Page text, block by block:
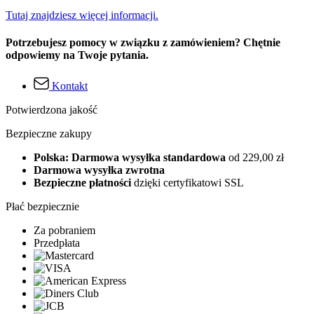
Tutaj znajdziesz więcej informacji.
Potrzebujesz pomocy w związku z zamówieniem? Chętnie
odpowiemy na Twoje pytania.
Kontakt
Potwierdzona jakość
Bezpieczne zakupy
Polska: Darmowa wysyłka standardowa od 229,00 zł
Darmowa wysyłka zwrotna
Bezpieczne płatności dzięki certyfikatowi SSL
Płać bezpiecznie
Za pobraniem
Przedpłata